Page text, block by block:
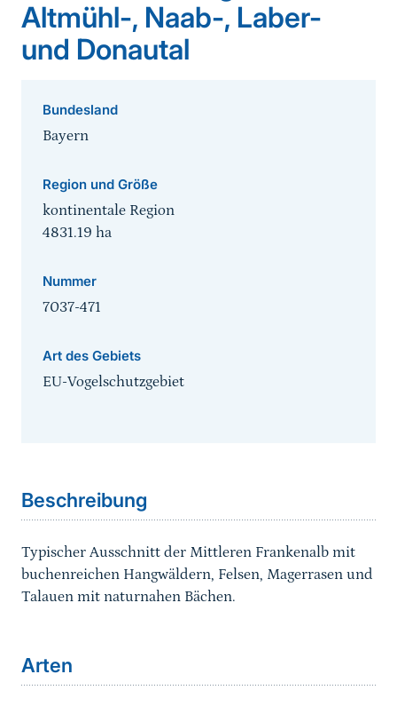
Altmühl-, Naab-, Laber-
und Donautal
Bundesland
Bayern
Region und Größe
kontinentale Region
4831.19 ha
Nummer
7037-471
Art des Gebiets
EU-Vogelschutzgebiet
Beschreibung
Typischer Ausschnitt der Mittleren Frankenalb mit
buchenreichen Hangwäldern, Felsen, Magerrasen und
Talauen mit naturnahen Bächen.
Arten